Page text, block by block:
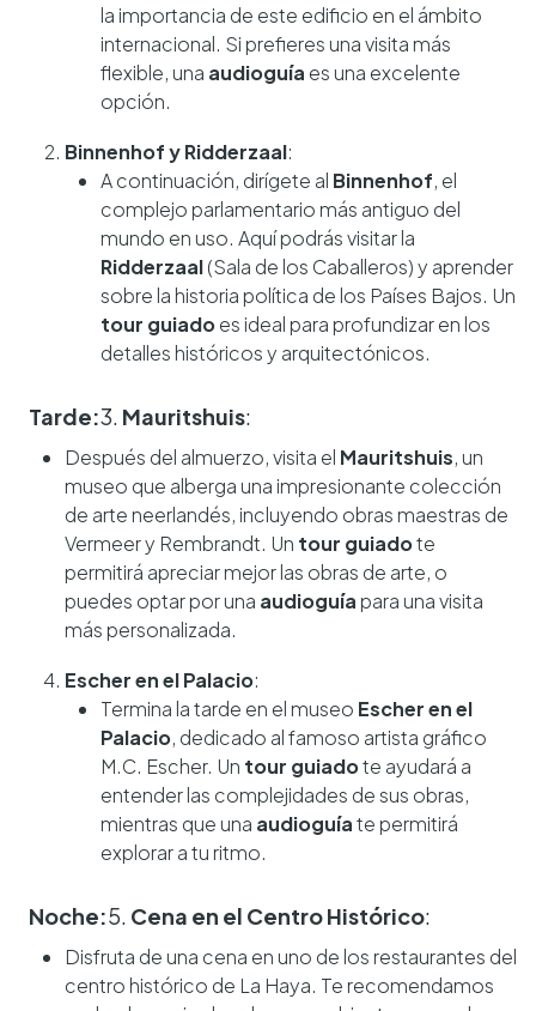
la importancia de este edificio en el ámbito
internacional. Si prefieres una visita más
flexible, una audioguía es una excelente
opción.
Binnenhof y Ridderzaal:
A continuación, dirígete al Binnenhof, el
complejo parlamentario más antiguo del
mundo en uso. Aquí podrás visitar la
Ridderzaal(Sala de los Caballeros) y aprender
sobre la historia política de los Países Bajos. Un
tour guiadoes ideal para profundizar en los
detalles históricos y arquitectónicos.
Tarde:3. Mauritshuis:
Después del almuerzo, visita el Mauritshuis, un
museo que alberga una impresionante colección
de arte neerlandés, incluyendo obras maestras de
Vermeer y Rembrandt. Un tour guiadote
permitirá apreciar mejor las obras de arte, o
puedes optar por una audioguía para una visita
más personalizada.
Escher en el Palacio:
Termina la tarde en el museo Escher en el
Palacio, dedicado al famoso artista gráfico
M.C. Escher. Un tour guiadote ayudará a
entender las complejidades de sus obras,
mientras que una audioguíate permitirá
explorar a tu ritmo.
Noche:5. Cena en el Centro Histórico:
Disfruta de una cena en uno de los restaurantes del
centro histórico de La Haya. Te recomendamos